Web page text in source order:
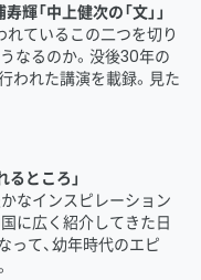
「中上健次の「文」」
れているこの二つを切り
なるのか。没後30年の
われた講演を載録。見た
るところ」
なインスピレーション
に広く紹介してきた日
って、幼年時代のエピ